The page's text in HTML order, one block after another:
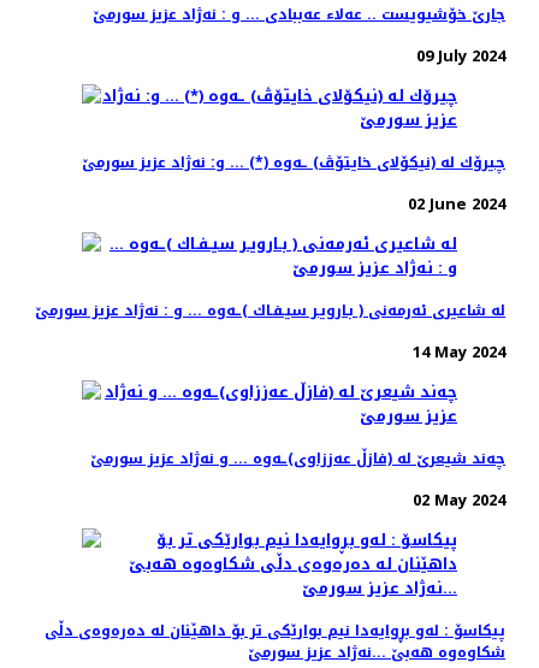
جارێ خۆشیویست .. عەلا‌ء عەببادی ... و : نه‌ژاد عزیز سورمێ
09 July 2024
چیرۆك له‌ (نیكۆلای خایتۆڤ) ـه‌وه‌ (*) ... و: نه‌ژاد عزیز سورمێ
02 June 2024
له‌ شاعیری ئه‌رمه‌نی ( بـارویـر سیـفـاك )ـه‌وه‌ ... و : نه‌ژاد عزیز سورمێ
14 May 2024
چه‌ند شیعرێ له‌ (فازڵ عه‌ززاوی)ـه‌وه‌ ... و نه‌ژاد عزیز سورمێ
02 May 2024
پیكاسۆ : له‌و بڕوایه‌دا نیم بوارێكی تر بۆ داهێنان له‌ ده‌ره‌وه‌ی دڵی
شكاوه‌وه‌ هه‌بێ ...نه‌ژاد عزیز سورمێ